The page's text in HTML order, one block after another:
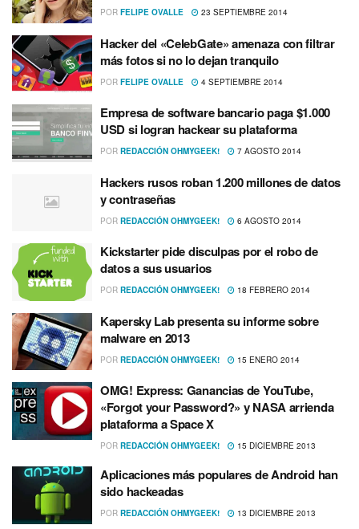
POR FELIPE OVALLE 23 SEPTIEMBRE 2014
Hacker del «CelebGate» amenaza con filtrar
más fotos si no lo dejan tranquilo
POR FELIPE OVALLE 4 SEPTIEMBRE 2014
Empresa de software bancario paga $1.000
USD si logran hackear su plataforma
POR REDACCIÓN OHMYGEEK! 7 AGOSTO 2014
Hackers rusos roban 1.200 millones de datos
y contraseñas
POR REDACCIÓN OHMYGEEK! 6 AGOSTO 2014
Kickstarter pide disculpas por el robo de
datos a sus usuarios
POR REDACCIÓN OHMYGEEK! 18 FEBRERO 2014
Kapersky Lab presenta su informe sobre
malware en 2013
POR REDACCIÓN OHMYGEEK! 15 ENERO 2014
OMG! Express: Ganancias de YouTube,
«Forgot your Password?» y NASA arrienda
plataforma a Space X
POR REDACCIÓN OHMYGEEK! 15 DICIEMBRE 2013
Aplicaciones más populares de Android han
sido hackeadas
POR REDACCIÓN OHMYGEEK! 13 DICIEMBRE 2013